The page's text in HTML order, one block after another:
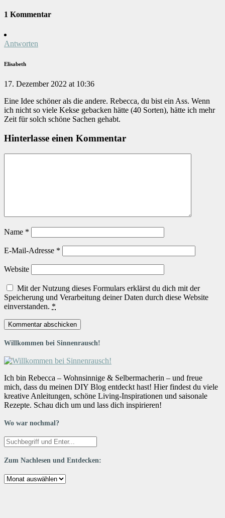
1 Kommentar
Antworten
Elisabeth
17. Dezember 2022 at 10:36
Eine Idee schöner als die andere. Rebecca, du bist ein Ass. Wenn
ich nicht so viele Kekse gebacken hätte (40 Sorten), hätte ich mehr
Zeit für solch schöne Sachen gehabt.
Hinterlasse einen Kommentar
Name *
E-Mail-Adresse *
Website
Mit der Nutzung dieses Formulars erklärst du dich mit der
Speicherung und Verarbeitung deiner Daten durch diese Website
einverstanden. *
Willkommen bei Sinnenrausch!
Ich bin Rebecca – Wohnsinnige & Selbermacherin – und freue
mich, dass du meinen DIY Blog entdeckt hast! Hier findest du viele
kreative Anleitungen, schöne Living-Inspirationen und saisonale
Rezepte. Schau dich um und lass dich inspirieren!
Wo war nochmal?
Zum Nachlesen und Entdecken:
Zum